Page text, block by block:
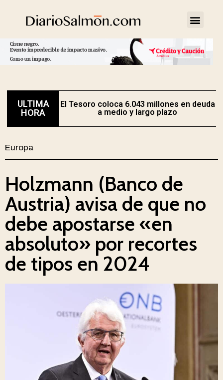
ULTIMA
HORA
El Tesoro coloca 6.043 millones en deuda
a medio y largo plazo
Europa
Holzmann (Banco de
Austria) avisa de que no
debe apostarse «en
absoluto» por recortes
de tipos en 2024